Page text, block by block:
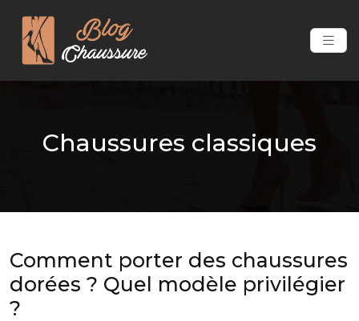
Chaussures classiques
Comment porter des chaussures
dorées ? Quel modèle privilégier
?